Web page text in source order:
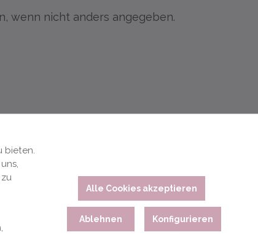
wenn nicht anders angegeben.
bieten.
Alle Cookies akzeptieren
Ablehnen Konfigurieren